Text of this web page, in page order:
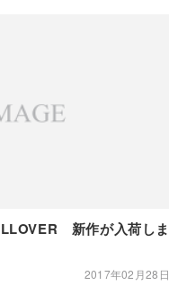
新作が入荷しま
2017年02月28日